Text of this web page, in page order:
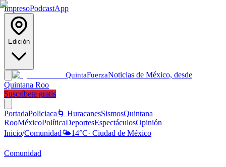
ImpresoPodcastApp
Edición
QuintaFuerzaNoticias de México, desde
Quintana Roo
Suscríbete gratis
PortadaPoliciaca 🌀 HuracanesSismosQuintana
RooMéxicoPolíticaDeportesEspectáculosOpinión
Inicio/Comunidad🌤️14°C· Ciudad de México
Comunidad